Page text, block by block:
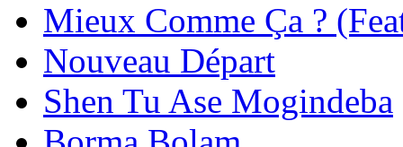
Mieux Comme Ça ?
Nouveau Départ
Shen Tu Ase Mogindeba